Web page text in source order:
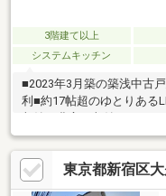
3階建て以上
システムキッチン
■2023年3月築の築浅中古
利■約17帖超のゆとりある
放感のあるバルコニー付
ス■スーパー・コンビニが
にも安心■築浅ならではの
好、そのまま入居可能■リ
東京都新宿区